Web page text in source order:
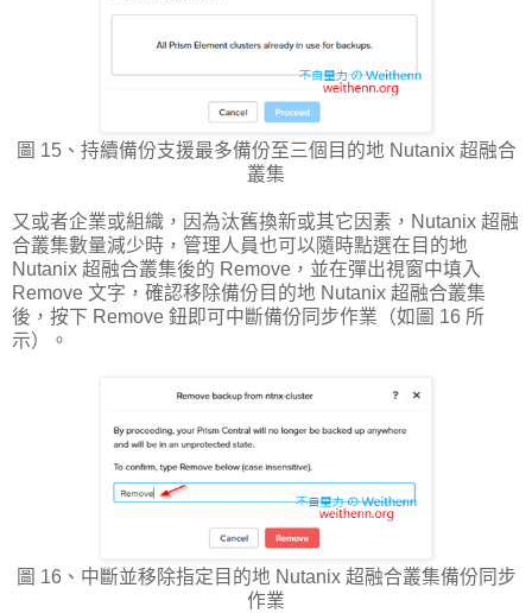
圖 15、持續備份支援最多備份至三個目的地 Nutanix 超融合
叢集
又或者企業或組織，因為汰舊換新或其它因素，Nutanix 超融
合叢集數量減少時，管理人員也可以隨時點選在目的地
Nutanix 超融合叢集後的 Remove，並在彈出視窗中填入
Remove 文字，確認移除備份目的地 Nutanix 超融合叢集
後，按下 Remove 鈕即可中斷備份同步作業（如圖 16 所
示）。
圖 16、中斷並移除指定目的地 Nutanix 超融合叢集備份同步
作業